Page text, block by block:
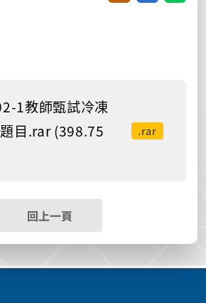
1教師甄試冷凍
目.rar (398.75
.rar
回上一頁